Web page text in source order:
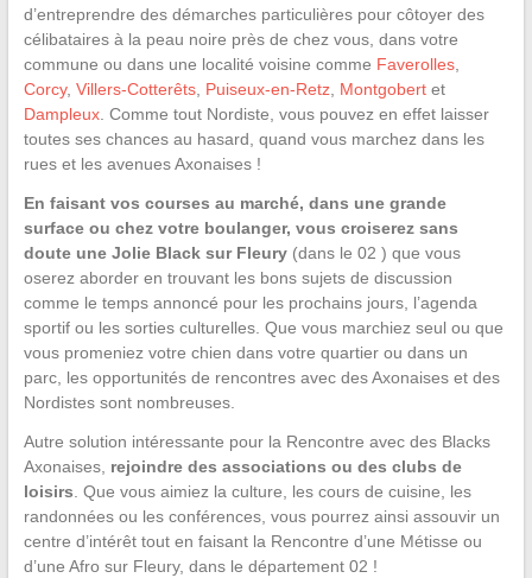
d’entreprendre des démarches particulières pour côtoyer des
célibataires à la peau noire près de chez vous, dans votre
commune ou dans une localité voisine comme Faverolles,
Corcy, Villers-Cotterêts, Puiseux-en-Retz, Montgobertet
Dampleux. Comme tout Nordiste, vous pouvez en effet laisser
toutes ses chances au hasard, quand vous marchez dans les
rues et les avenues Axonaises !
En faisant vos courses au marché, dans une grande
surface ou chez votre boulanger, vous croiserez sans
doute une Jolie Black sur Fleury(dans le 02 ) que vous
oserez aborder en trouvant les bons sujets de discussion
comme le temps annoncé pour les prochains jours, l’agenda
sportif ou les sorties culturelles. Que vous marchiez seul ou que
vous promeniez votre chien dans votre quartier ou dans un
parc, les opportunités de rencontres avec des Axonaises et des
Nordistes sont nombreuses.
Autre solution intéressante pour la Rencontre avec des Blacks
Axonaises, rejoindre des associations ou des clubs de
loisirs . Que vous aimiez la culture, les cours de cuisine, les
randonnées ou les conférences, vous pourrez ainsi assouvir un
centre d’intérêt tout en faisant la Rencontre d’une Métisse ou
d’une Afro sur Fleury, dans le département 02 !